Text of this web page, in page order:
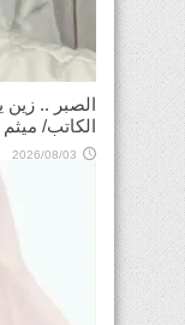
الصبر .. زين
الكاتب/
2026/08/03